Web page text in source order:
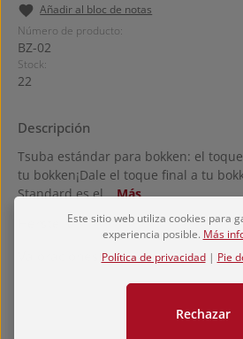
Añadir al bloc de notas
Número de producto:
BZ-02
Stock:
22
Descripción
Tsuba estándar para bokken: el
tu bokken¡Dale el toque final a tu
Standard es el…Más
HerstellerEste sitio web utiliza cookies para
experiencia posible. Más
Política de privacidad| Pie
Rechazar